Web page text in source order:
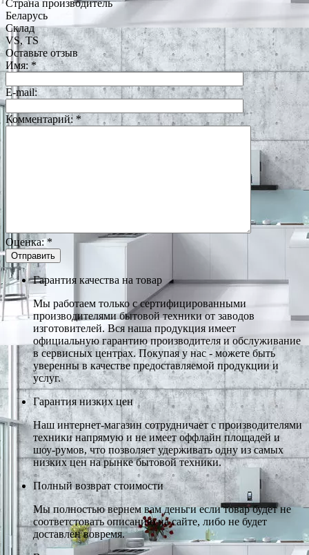
Страна производитель
Беларусь
Склад
VS, TS
Оставьте отзыв
Имя:*
E-mail:
Комментарий:*
Оценка:*
Гарантия качества на товар
Мы работаем только с сертифицированными
производителями бытовой техники от заводов
изготовителей. Вся наша продукция имеет
официальную гарантию производителя и обслуживание
в сервисных центрах. Покупая у нас - можете быть
уверенны в качестве предоставляемой продукции и
услуг.
Гарантия низких цен
Наш интернет-магазин сотрудничает с производителями
техники напрямую и не имеет оффлайн площадей и
шоу-румов, что позволяет удерживать одну из самых
низких цен на рынке бытовой техники.
Полный возврат стоимости
Мы полностью вернем вам деньги если товар будет не
соответстовать описанию на сайте, либо не будет
доставлен вовремя.